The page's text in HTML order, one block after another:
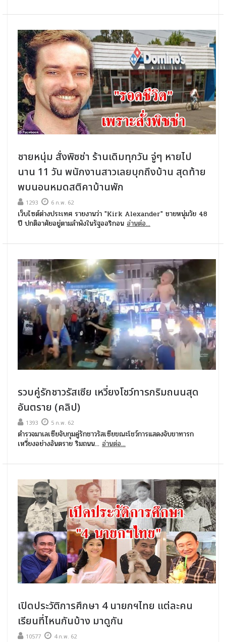
ชายหนุ่ม สั่งพิซซ่า ร้านเดิมทุกวัน จู่ๆ หายไป
นาน 11 วัน พนักงานสาวเลยบุกถึงบ้าน สุดท้าย
พบนอนหมดสติคาบ้านพัก
1293 6 ก.พ. 62
เว็บไซต์ต่างประเทศ รายงานว่า "Kirk Alexander" ชายหนุ่มวัย 48
ปี ปกติอาศัยอยู่ตามลำพังในรัฐออริกอน อ่านต่อ...
รวบคู่รักชาวรัสเซีย เหวี่ยงโชว์ทารกริมถนนสุด
อันตราย (คลิป)
1393 5 ก.พ. 62
ตำรวจมาเลเซียจับกุมคู่รักชาวรัสเซียขณะโชว์การแสดงจับขาทารก
เหวี่ยงอย่างอันตราย ริมถนน... อ่านต่อ...
เปิดประวัติการศึกษา 4 นายกฯไทย แต่ละคน
เรียนที่ไหนกันบ้าง มาดูกัน
10577 4 ก.พ. 62